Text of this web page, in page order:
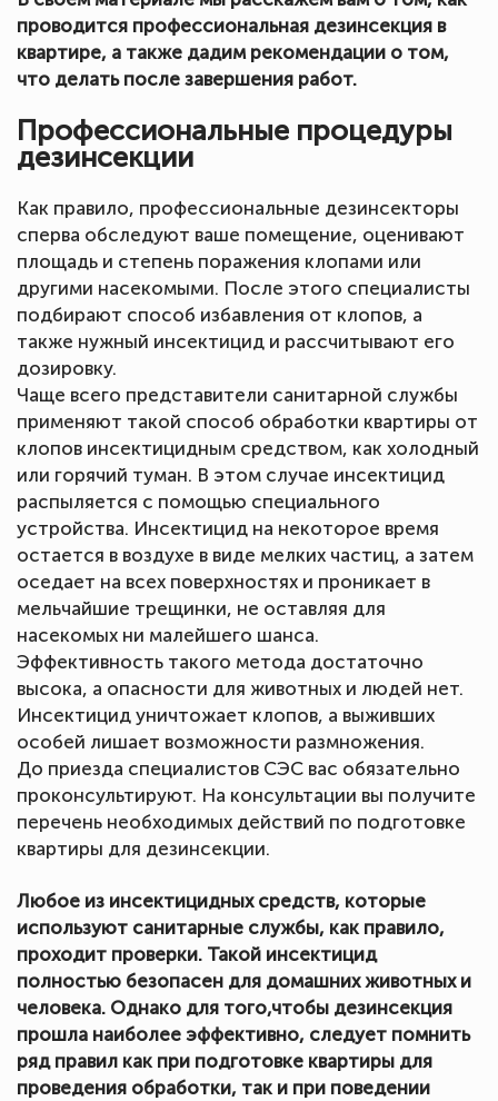
проводится профессиональная дезинсекция в
квартире, а также дадим рекомендации о том,
что делать после завершения работ.
Профессиональные процедуры
дезинсекции
Как правило, профессиональные дезинсекторы
сперва обследуют ваше помещение, оценивают
площадь и степень поражения клопами или
другими насекомыми. После этого специалисты
подбирают способ избавления от клопов, а
также нужный инсектицид и рассчитывают его
дозировку.
Чаще всего представители санитарной службы
применяют такой способ обработки квартиры от
клопов инсектицидным средством, как холодный
или горячий туман. В этом случае инсектицид
распыляется с помощью специального
устройства. Инсектицид на некоторое время
остается в воздухе в виде мелких частиц, а затем
оседает на всех поверхностях и проникает в
мельчайшие трещинки, не оставляя для
насекомых ни малейшего шанса.
Эффективность такого метода достаточно
высока, а опасности для животных и людей нет.
Инсектицид уничтожает клопов, а выживших
особей лишает возможности размножения.
До приезда специалистов СЭС вас обязательно
проконсультируют. На консультации вы получите
перечень необходимых действий по подготовке
квартиры для дезинсекции.
Любое из инсектицидных средств, которые
используют санитарные службы, как правило,
проходит проверки. Такой инсектицид
полностью безопасен для домашних животных и
человека. Однако для того,чтобы дезинсекция
прошла наиболее эффективно, следует помнить
ряд правил как при подготовке квартиры для
проведения обработки, так и при поведении